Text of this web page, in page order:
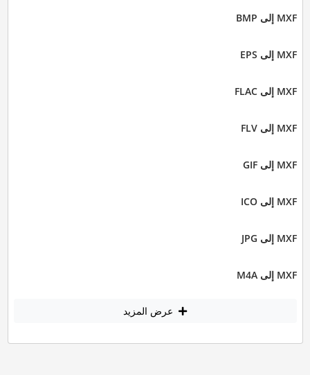
MXF إلى BMP
MXF إلى EPS
MXF إلى FLAC
MXF إلى FLV
MXF إلى GIF
MXF إلى ICO
MXF إلى JPG
MXF إلى M4A
عرض المزيد